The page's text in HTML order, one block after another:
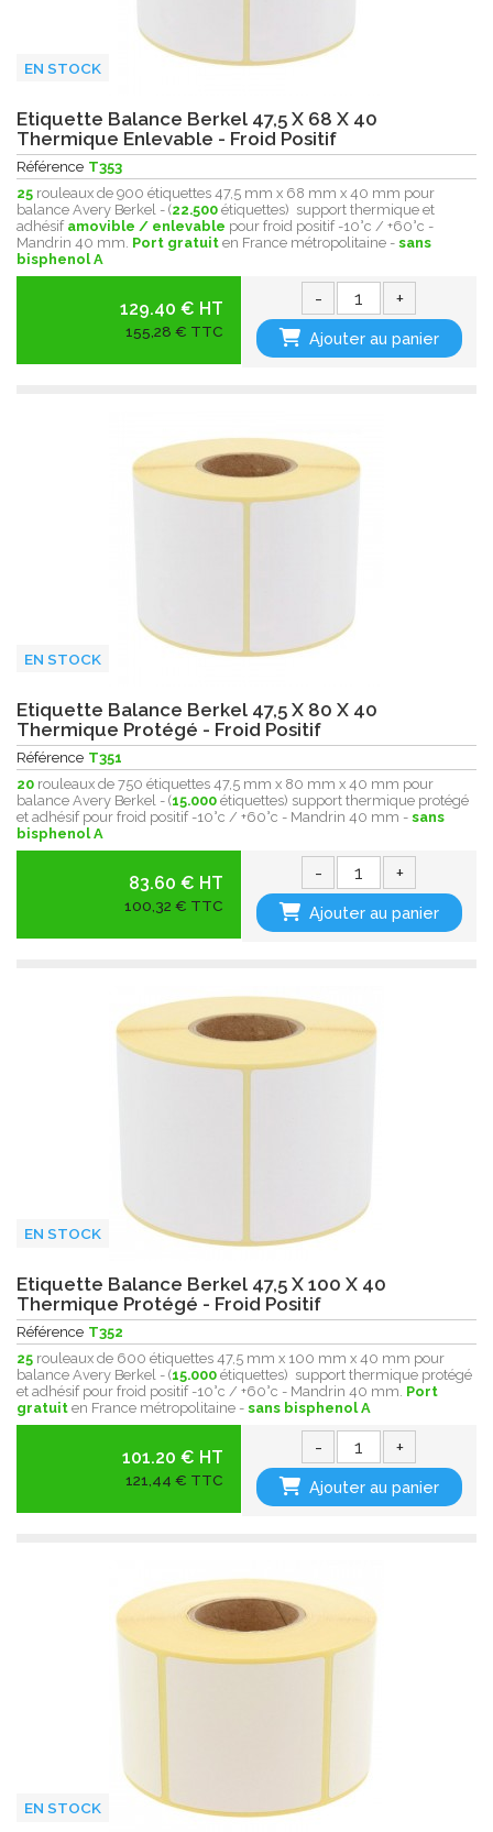
EN STOCK
Etiquette Balance Berkel 47,5 X 68 X 40
Thermique Enlevable - Froid Positif
Référence T353
25 rouleaux de 900 étiquettes 47,5 mm x 68 mm x 40 mm pour
balance Avery Berkel - (22.500 étiquettes) support thermique et
adhésif amovible / enlevable pour froid positif -10°c / +60°c -
Mandrin 40 mm. Port gratuit en France métropolitaine - sans
bisphenol A
129.40 € HT
155,28 € TTC
- +
Ajouter au panier
EN STOCK
Etiquette Balance Berkel 47,5 X 80 X 40
Thermique Protégé - Froid Positif
Référence T351
20 rouleaux de 750 étiquettes 47,5 mm x 80 mm x 40 mm pour
balance Avery Berkel - (15.000 étiquettes) support thermique protégé
et adhésif pour froid positif -10°c / +60°c - Mandrin 40 mm - sans
bisphenol A
83.60 € HT
100,32 € TTC
- +
Ajouter au panier
EN STOCK
Etiquette Balance Berkel 47,5 X 100 X 40
Thermique Protégé - Froid Positif
Référence T352
25 rouleaux de 600 étiquettes 47,5 mm x 100 mm x 40 mm pour
balance Avery Berkel - (15.000 étiquettes) support thermique protégé
et adhésif pour froid positif -10°c / +60°c - Mandrin 40 mm. Port
gratuit en France métropolitaine - sans bisphenol A
101.20 € HT
121,44 € TTC
- +
Ajouter au panier
EN STOCK